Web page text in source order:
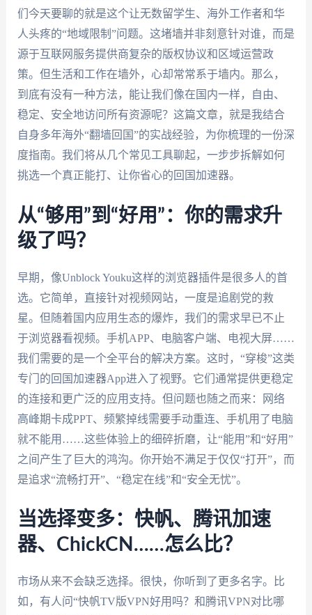
们今天要聊的就是这个让无数留学生、海外工作者和华
人头疼的“地域限制”问题。这堵墙并非刻意针对谁，而是
源于互联网服务提供商复杂的版权协议和区域运营政
策。但生活和工作在墙外，心却常常系于墙内。那么，
到底有没有一种方法，能让我们像在国内一样，自由、
稳定、安全地访问所有资源呢？这篇文章，就是我结合
自身多年海外“翻墙回国”的实战经验，为你梳理的一份深
度指南。我们将从几个常见工具聊起，一步步拆解如何
挑选一个真正能打、让你省心的回国加速器。
从“够用”到“好用”：你的需求升
级了吗？
早期，像Unblock Youku这样的浏览器插件是很多人的首
选。它简单，直接针对视频网站，一度是追剧党的救
星。但随着国内应用生态的爆炸，我们的需求早已不止
于浏览器看视频。手机APP、电脑客户端、电视大屏……
我们需要的是一个全平台的解决方案。这时，“穿梭”这类
专门的回国加速器App进入了视野。它们通常提供更稳定
的连接和更广泛的应用支持。但问题也随之而来：网络
高峰期卡成PPT、频繁掉线需要手动重连、手机用了电脑
就不能用……这些体验上的细碎折磨，让“能用”和“好用”
之间产生了巨大的鸿沟。你开始不满足于仅仅“打开”，而
是追求“流畅打开”、“稳定在线”和“安全无忧”。
当选择变多：快帆、腾讯加速
器、ChickCN……怎么比？
市场从来不会缺乏选择。很快，你听到了更多名字。比
如，有人问“快帆TV版VPN好用吗？和腾讯VPN对比哪